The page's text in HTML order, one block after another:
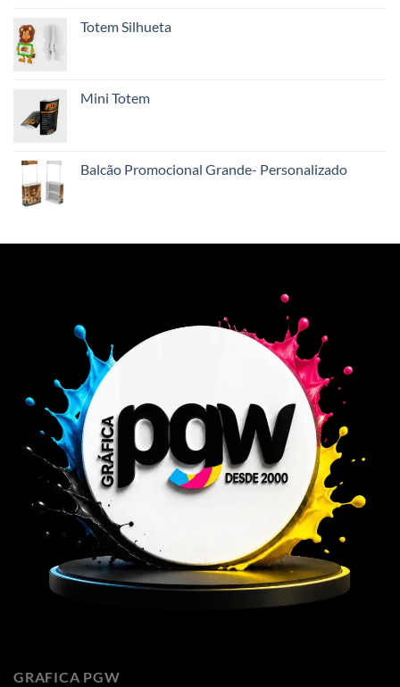
Totem Silhueta
Mini Totem
Balcão Promocional Grande- Personalizado
GRAFICA PGW